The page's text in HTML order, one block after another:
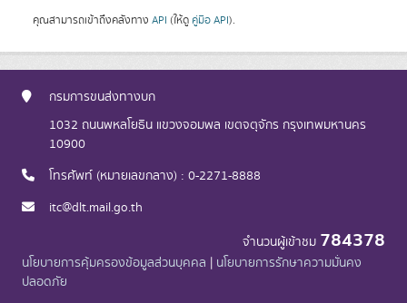
คุณสามารถเข้าถึงคลังทาง API (ให้ดู คู่มือ API).
กรมการขนส่งทางบก
1032 ถนนพหลโยธิน แขวงจอมพล เขตจตุจักร กรุงเทพมหานคร
10900
โทรศัพท์ (หมายเลขกลาง) : 0-2271-8888
itc@dlt.mail.go.th
จำนวนผู้เข้าชม 784378
นโยบายการคุ้มครองข้อมูลส่วนบุคคล | นโยบายการรักษาความมั่นคง
ปลอดภัย